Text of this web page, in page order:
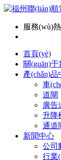
服務(wù)
首頁(yè)
關(guān)于
產(chǎn)品
車
道閘
廣告
升降
通道
新聞中心
公司
行業